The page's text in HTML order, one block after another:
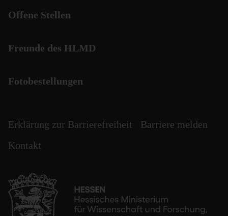
Offene Stellen
Freunde des HLMD
Fotobestellungen
Erklärung zur Barrierefreiheit
Barriere melden
Kontakt